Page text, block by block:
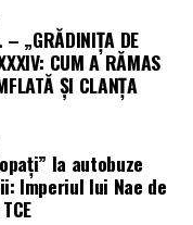
– „GRĂDINIȚA DE
CUM A RĂMAS
ȘI CLANȚA
la autobuze
Imperiul lui Nae de